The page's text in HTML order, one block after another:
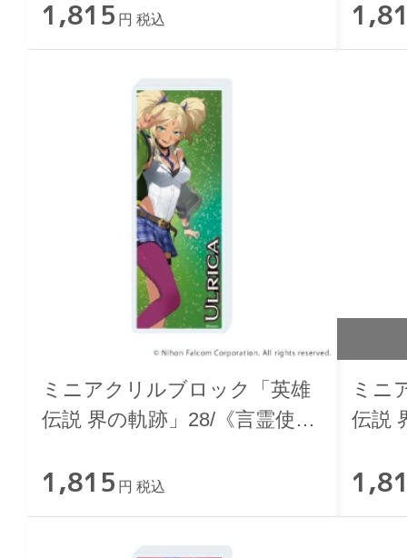
1,815 円 税込
ミニアクリルブロック「英雄
伝説 界の軌跡」28/《言霊使
1,815 円 税込
ミニ
伝説